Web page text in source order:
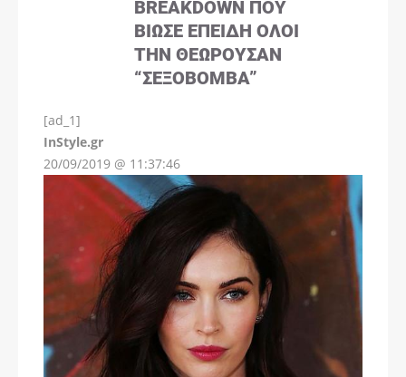
BREAKDOWN ΠΟΥ
ΒΊΩΣΕ ΕΠΕΙΔΉ ΌΛΟΙ
ΤΗΝ ΘΕΩΡΟΎΣΑΝ
“ΣΕΞΟΒΌΜΒΑ”
[ad_1]
InStyle.gr
20/09/2019 @ 11:37:46